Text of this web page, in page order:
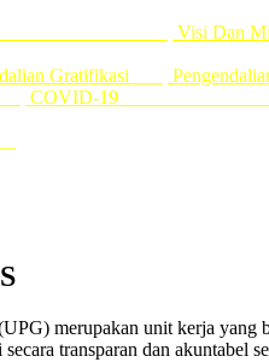
Visi
Gratifikasi
COVID-
merupakan unit kerja yang
transparan dan akuntabel